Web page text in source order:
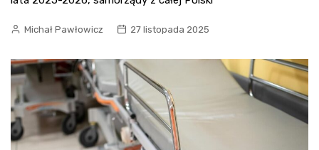
Michał Pawłowicz 27 listopada 2025